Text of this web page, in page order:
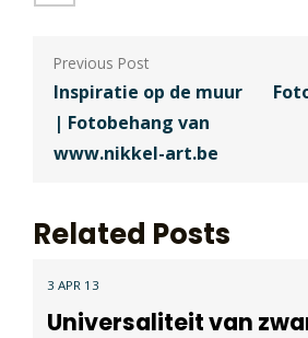
Berichtnavigatie
Inspiratie op de muur
| Fotobehang van
www.nikkel-art.be
Related Posts
3 APR 13
Universaliteit van